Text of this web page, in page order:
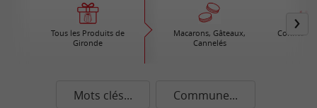
Tous les Produits de
Gironde
Macarons, Gâteaux,
Cannelés
Confiture
Mots clés... Commune...